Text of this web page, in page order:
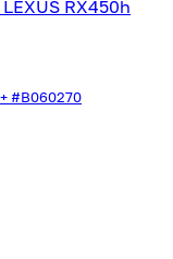
#B060270